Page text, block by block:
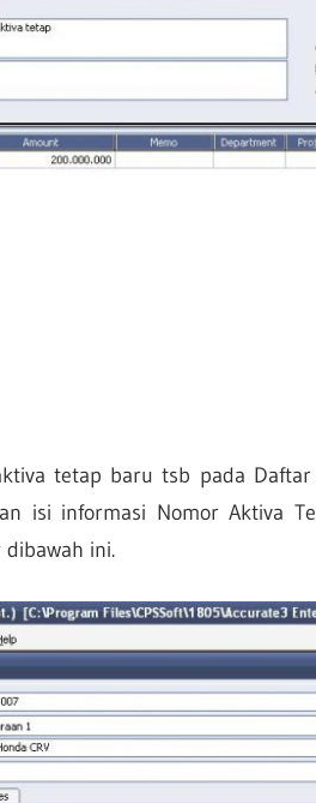
tetap baru tsb pada
isi informasi Nomor Aktiva
ini.